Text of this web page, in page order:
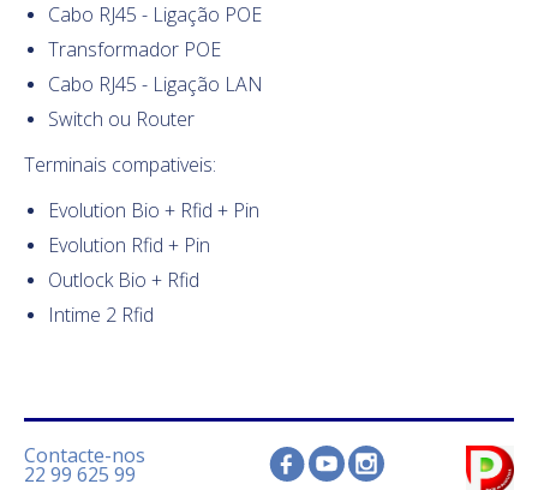
Cabo RJ45 - Ligação POE
Transformador POE
Cabo RJ45 - Ligação LAN
Switch ou Router
Terminais compativeis:
Evolution Bio + Rfid + Pin
Evolution Rfid + Pin
Outlock Bio + Rfid
Intime 2 Rfid
Contacte-nos
22 99 625 99